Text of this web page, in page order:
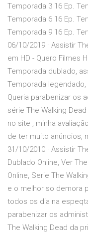
Temporada 3 16 Ep.
Temporada 6 16 Ep.
Temporada 9 16 Ep.
06/10/2019 · Assistir
em HD - Quero Filmes
Temporada dublado,
Temporada legendado,
Queria parabenizar os
série The Walking
no site , minha
de ter muito anúncios,
31/10/2010 · Assistir
Dublado Online, Ver
Online, Serie The
e o melhor so demora
todos os dia na
parabenizar os
The Walking Dead da